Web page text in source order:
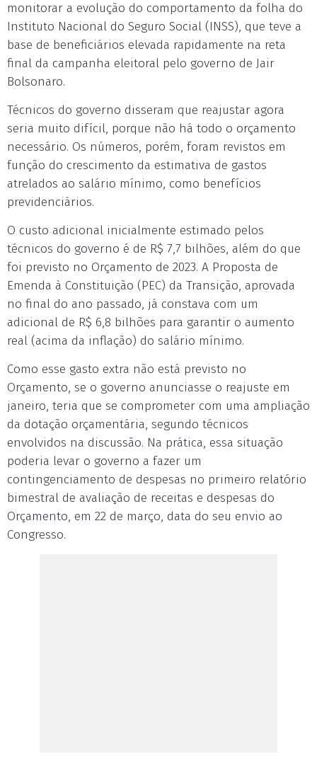
monitorar a evolução do comportamento da folha do
Instituto Nacional do Seguro Social (INSS), que teve a
base de beneficiários elevada rapidamente na reta
final da campanha eleitoral pelo governo de Jair
Bolsonaro.
Técnicos do governo disseram que reajustar agora
seria muito difícil, porque não há todo o orçamento
necessário. Os números, porém, foram revistos em
função do crescimento da estimativa de gastos
atrelados ao salário mínimo, como benefícios
previdenciários.
O custo adicional inicialmente estimado pelos
técnicos do governo é de R$ 7,7 bilhões, além do que
foi previsto no Orçamento de 2023. A Proposta de
Emenda à Constituição (PEC) da Transição, aprovada
no final do ano passado, já constava com um
adicional de R$ 6,8 bilhões para garantir o aumento
real (acima da inflação) do salário mínimo.
Como esse gasto extra não está previsto no
Orçamento, se o governo anunciasse o reajuste em
janeiro, teria que se comprometer com uma ampliação
da dotação orçamentária, segundo técnicos
envolvidos na discussão. Na prática, essa situação
poderia levar o governo a fazer um
contingenciamento de despesas no primeiro relatório
bimestral de avaliação de receitas e despesas do
Orçamento, em 22 de março, data do seu envio ao
Congresso.